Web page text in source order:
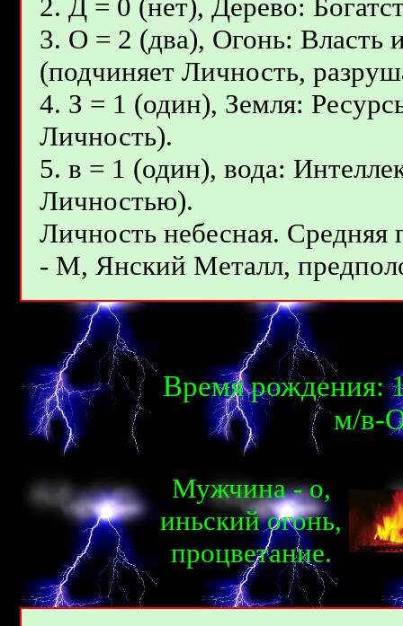
2. Д = 0 (нет), Дерево:
3. О = 2 (два), Огонь: Власть
(подчиняет Личность,
4. З = 1 (один), Земля:
Личность).
5. в = 1 (один), вода:
Личностью).
Личность небесная.
- М, Янcкий Meтaлл,
Время рождения:
м/в-
Мужчина - о,
иньcкий огонь,
процветаниe.